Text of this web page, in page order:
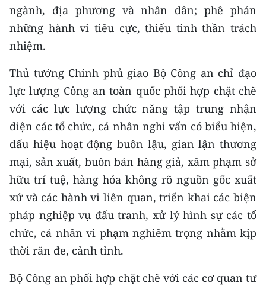
ngành, địa phương và nhân dân; phê phán
những hành vi tiêu cực, thiếu tinh thần trách
nhiệm.
Thủ tướng Chính phủ giao Bộ Công an chỉ đạo
lực lượng Công an toàn quốc phối hợp chặt chẽ
với các lực lượng chức năng tập trung nhận
diện các tổ chức, cá nhân nghi vấn có biểu hiện,
dấu hiệu hoạt động buôn lậu, gian lận thương
mại, sản xuất, buôn bán hàng giả, xâm phạm sở
hữu trí tuệ, hàng hóa không rõ nguồn gốc xuất
xứ và các hành vi liên quan, triển khai các biện
pháp nghiệp vụ đấu tranh, xử lý hình sự các tổ
chức, cá nhân vi phạm nghiêm trọng nhằm kịp
thời răn đe, cảnh tỉnh.
Bộ Công an phối hợp chặt chẽ với các cơ quan tư